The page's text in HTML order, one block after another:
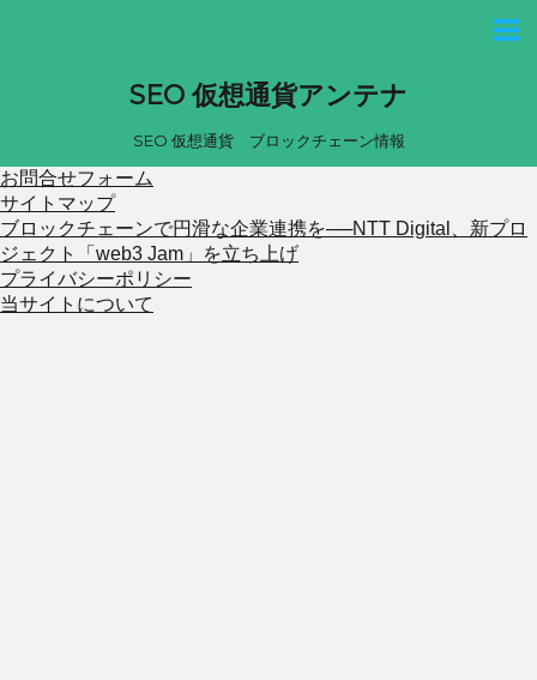
SEO 仮想通貨アンテナ
SEO 仮想通貨 ブロックチェーン情報
お問合せフォーム
サイトマップ
ブロックチェーンで円滑な企業連携を──NTT Digital、新プロ
ジェクト「web3 Jam」を立ち上げ
プライバシーポリシー
当サイトについて